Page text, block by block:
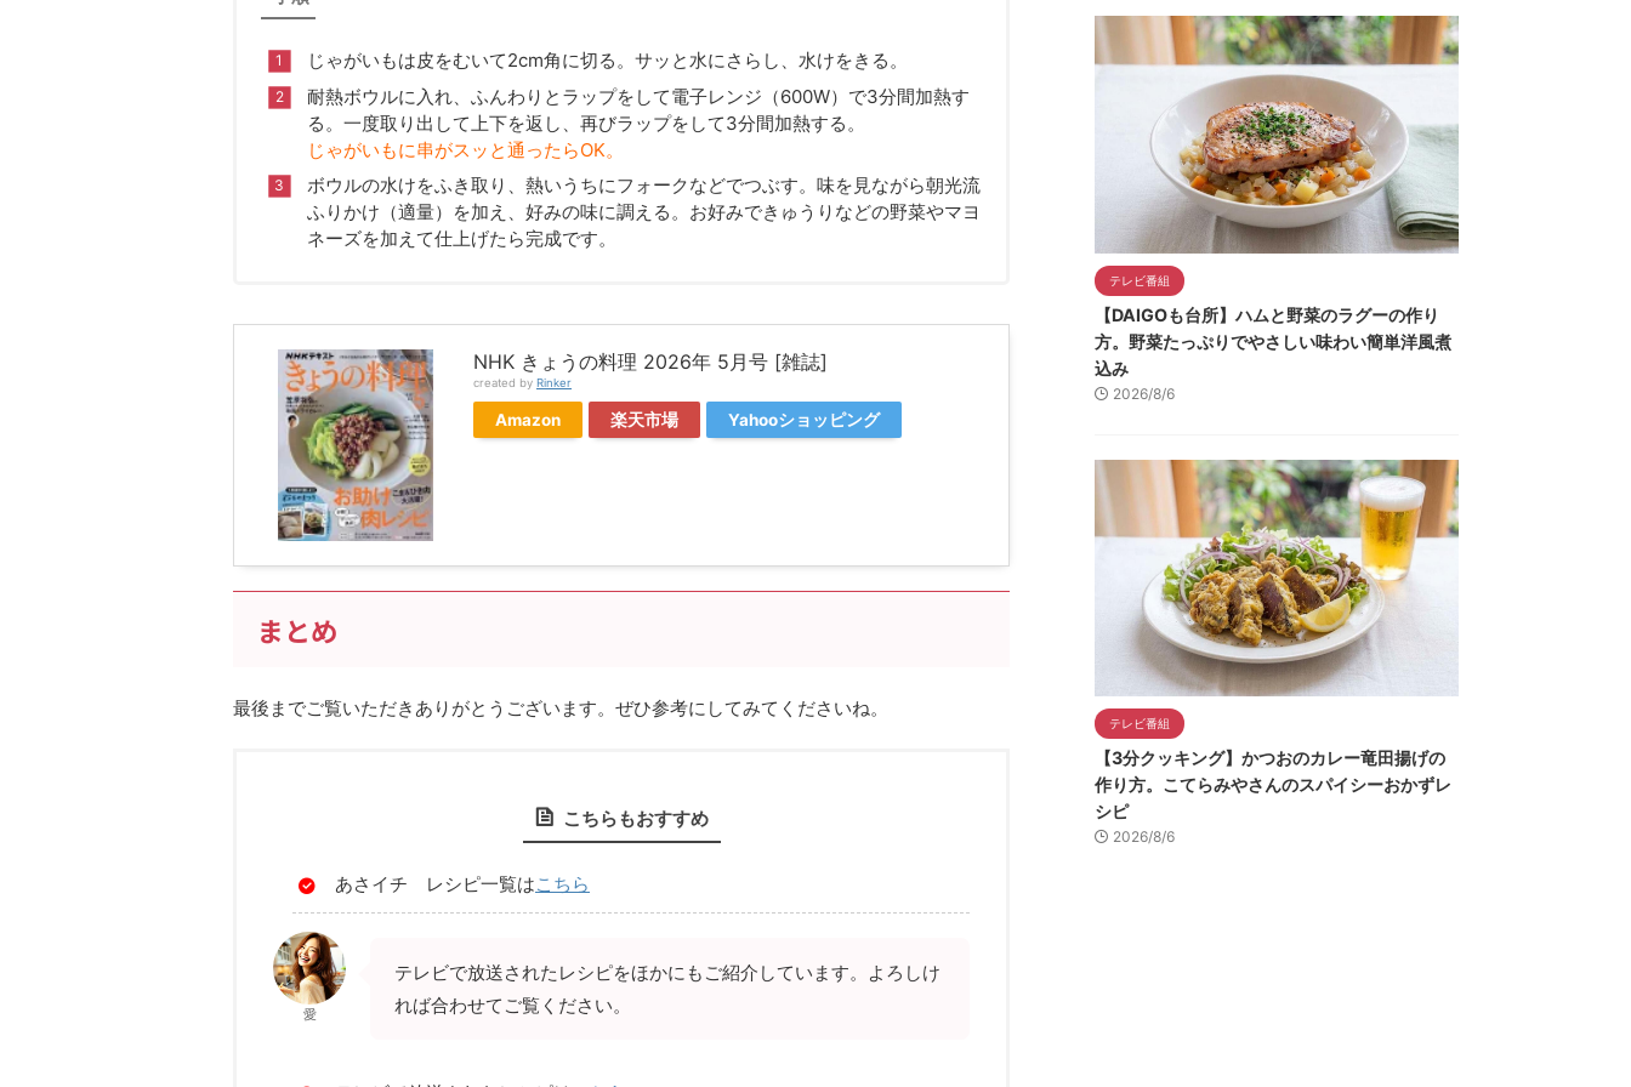
じゃがいもは皮をむいて2cm角に切る。サッと水にさらし、水けをきる。
耐熱ボウルに入れ、ふんわりとラップをして電子レンジ（600W）で3分間加熱す
る。一度取り出して上下を返し、再びラップをして3分間加熱する。
じゃがいもに串がスッと通ったらOK。
ボウルの水けをふき取り、熱いうちにフォークなどでつぶす。味を見ながら朝光流
ふりかけ（適量）を加え、好みの味に調える。お好みできゅうりなどの野菜やマヨ
ネーズを加えて仕上げたら完成です。
NHK きょうの料理 2026年 5月号 [雑誌]
created by Rinker
Amazon 楽天市場 Yahooショッピング
まとめ
最後までご覧いただきありがとうございます。ぜひ参考にしてみてくださいね。
こちらもおすすめ
あさイチ レシピ一覧はこちら
愛
テレビで放送されたレシピをほかにもご紹介しています。よろしけ
れば合わせてご覧ください。
テレビ番組
【DAIGOも台所】ハムと野菜のラグーの作り
方。野菜たっぷりでやさしい味わい簡単洋風煮
込み
2026/8/6
テレビ番組
【3分クッキング】かつおのカレー竜田揚げの
作り方。こてらみやさんのスパイシーおかずレ
シピ
2026/8/6